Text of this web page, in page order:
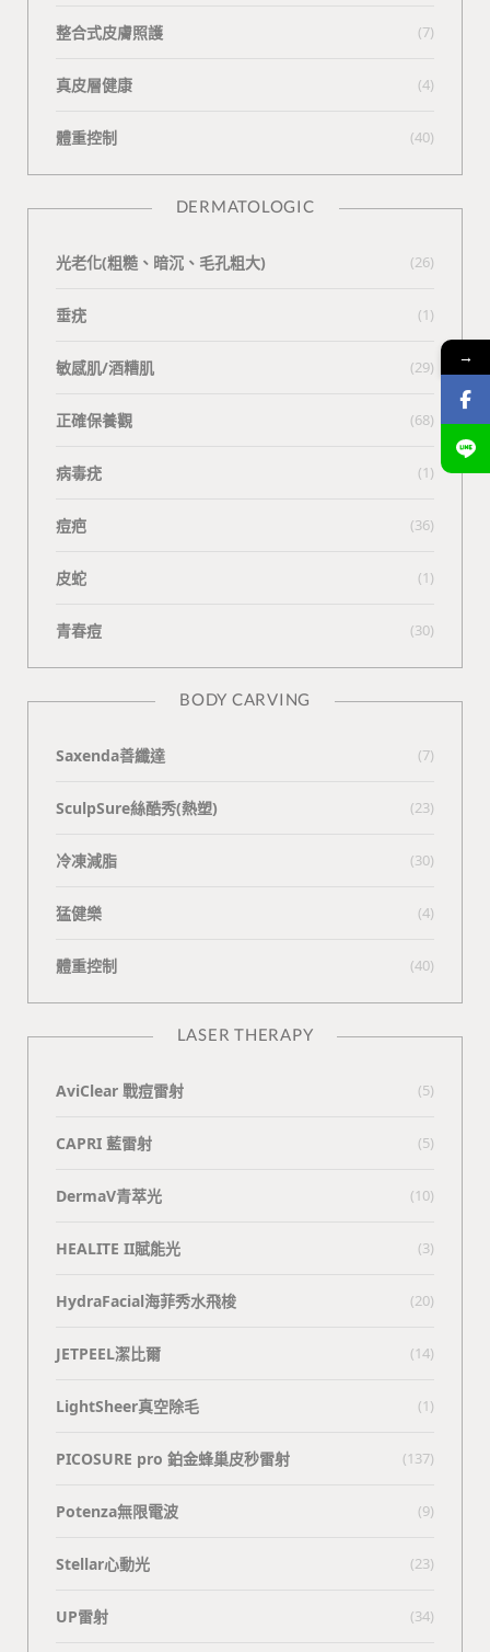
整合式皮膚照護 (7)
真皮層健康 (4)
體重控制 (40)
DERMATOLOGIC
光老化(粗糙、暗沉、毛孔粗大) (26)
垂疣 (1)
敏感肌/酒糟肌 (29)
正確保養觀 (68)
病毒疣 (1)
痘疤 (36)
皮蛇 (1)
青春痘 (30)
BODY CARVING
Saxenda善纖達 (7)
SculpSure絲酷秀(熱塑) (23)
冷凍減脂 (30)
猛健樂 (4)
體重控制 (40)
LASER THERAPY
AviClear 戰痘雷射 (5)
CAPRI 藍雷射 (5)
DermaV青萃光 (10)
HEALITE II賦能光 (3)
HydraFacial海菲秀水飛梭 (20)
JETPEEL潔比爾 (14)
LightSheer真空除毛 (1)
PICOSURE pro 鉑金蜂巢皮秒雷射 (137)
Potenza無限電波 (9)
Stellar心動光 (23)
UP雷射 (34)
→